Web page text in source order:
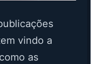
vindo a
as